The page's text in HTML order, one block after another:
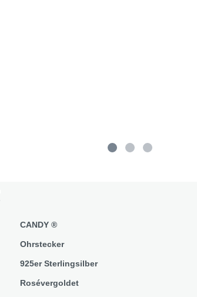
CANDY ®
Ohrstecker
925er Sterlingsilber
Rosévergoldet